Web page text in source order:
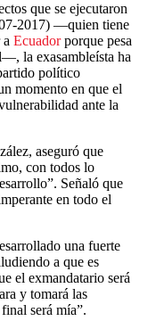
que se ejecutaron
2017) —quien tiene
Ecuadorporque pesa
la exasambleísta ha
político
momento en que el
ante la
aseguró que
con todos lo
Señaló que
en todo el
una fuerte
a que es
el exmandatario será
y tomará las
será mía”.